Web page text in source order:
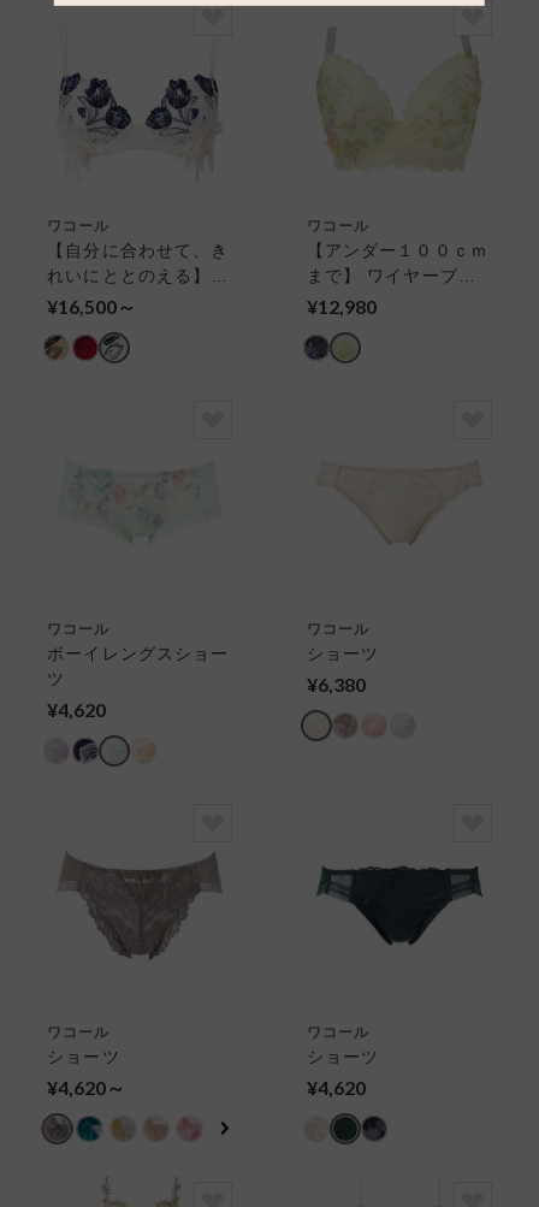
ワコール
【自分に合わせて、き
れいにととのえる】パ
ーソナルフィットプラ
ブラ
¥16,500～
ワコール
【アンダー１００ｃｍ
まで】 ワイヤーブラ
（３／４カップ）
¥12,980
ワコール
ボーイレングスショー
ツ
¥4,620
ワコール
ショーツ
¥6,380
ワコール
ショーツ
¥4,620～
ワコール
ショーツ
¥4,620